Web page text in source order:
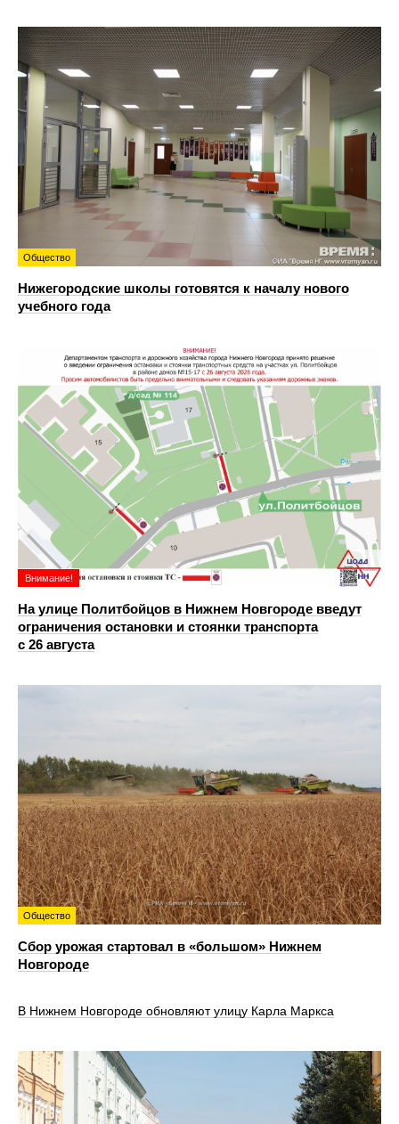
Общество
Нижегородские школы готовятся к началу нового
учебного года
Внимание!
На улице Политбойцов в Нижнем Новгороде введут
ограничения остановки и стоянки транспорта
с 26 августа
Общество
Сбор урожая стартовал в «большом» Нижнем
Новгороде
В Нижнем Новгороде обновляют улицу Карла Маркса